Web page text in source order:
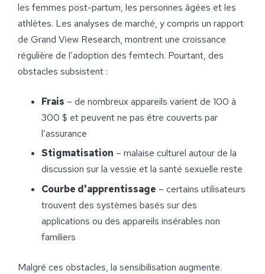
les femmes post-partum, les personnes âgées et les
athlètes. Les analyses de marché, y compris un rapport
de Grand View Research, montrent une croissance
régulière de l’adoption des femtech. Pourtant, des
obstacles subsistent :
Frais – de nombreux appareils varient de 100 à
300 $ et peuvent ne pas être couverts par
l’assurance
Stigmatisation – malaise culturel autour de la
discussion sur la vessie et la santé sexuelle reste
Courbe d'apprentissage – certains utilisateurs
trouvent des systèmes basés sur des
applications ou des appareils insérables non
familiers
Malgré ces obstacles, la sensibilisation augmente.